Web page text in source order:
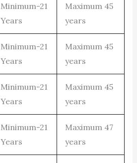
Minimum-21
Years
Maximum 45
years
Minimum-21
Years
Maximum 45
years
Minimum-21
Years
Maximum 45
years
Minimum-21
Years
Maximum 47
years